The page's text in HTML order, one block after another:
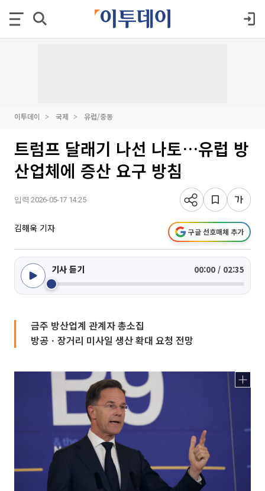
이투데이 국제 유럽/중동
트럼프 달래기 나선 나토…유럽 방
산업체에 증산 요구 방침
입력 2026-05-17 14:25
김해욱 기자 구글 선호매체 추가
기사 듣기 00:00 / 02:35
금주 방산업계 관계자 총소집
방공ㆍ장거리 미사일 생산 확대 요청 전망